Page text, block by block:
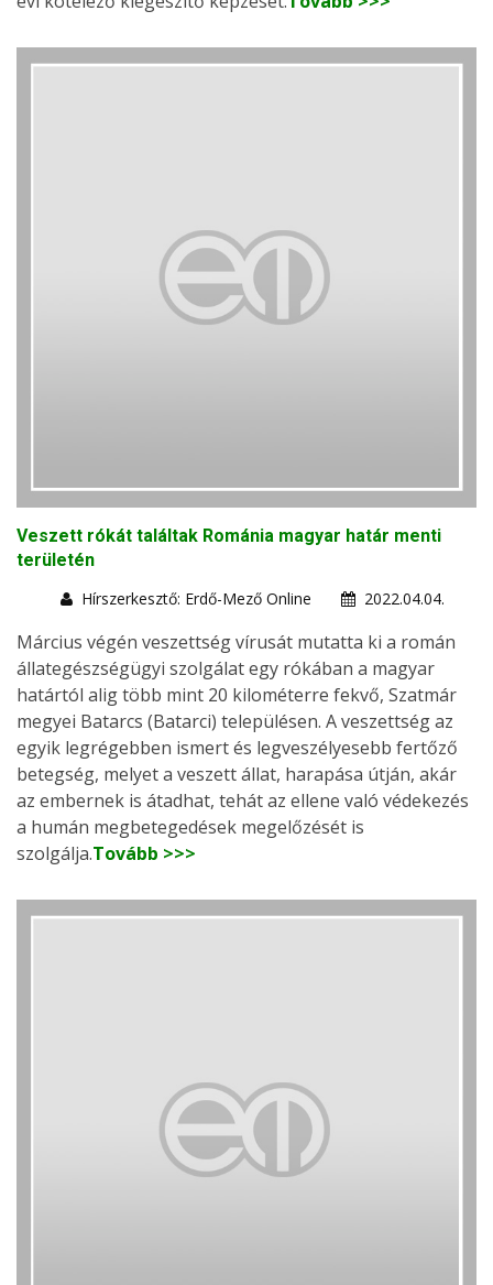
Veszett rókát találtak Románia magyar határ menti
területén
Hírszerkesztő: Erdő-Mező Online
2022.04.04.
Március végén veszettség vírusát mutatta ki a román
állategészségügyi szolgálat egy rókában a magyar
határtól alig több mint 20 kilométerre fekvő, Szatmár
megyei Batarcs (Batarci) településen. A veszettség az
egyik legrégebben ismert és legveszélyesebb fertőző
betegség, melyet a veszett állat, harapása útján, akár
az embernek is átadhat, tehát az ellene való védekezés
a humán megbetegedések megelőzését is
szolgálja.Tovább >>>